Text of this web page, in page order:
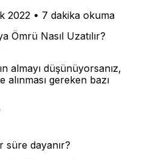
2022 • 7 dakika okuma
Ömrü Nasıl Uzatılır?
almayı düşünüyorsanız,
alınması gereken bazı
süre dayanır?